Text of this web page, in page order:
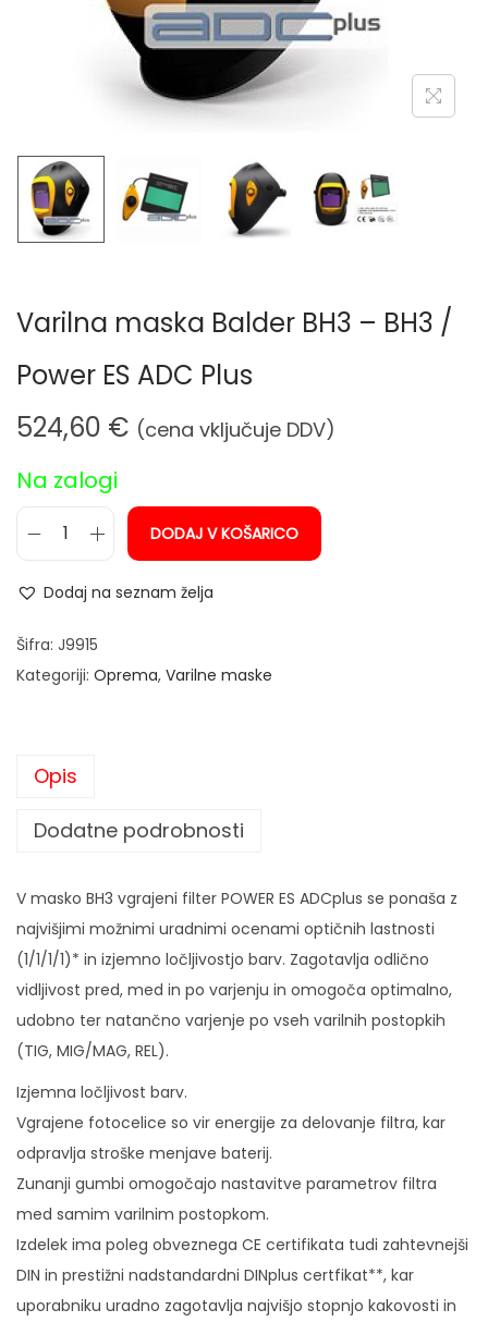
n
Varilna maska Balder BH3 – BH3 /
Power ES ADC Plus
524,60 € (cena vključuje DDV)
Na zalogi
i
l
s
l
B
H
3
-
B
H
3
/
DODAJ V KOŠARICO
Dodaj na seznam želja
Šifra: J9915
Kategoriji: Oprema, Varilne maske
Opis
Dodatne podrobnosti
V masko BH3 vgrajeni filter POWER ES ADCplus se ponaša z
najvišjimi možnimi uradnimi ocenami optičnih lastnosti
(1/1/1/1)* in izjemno ločljivostjo barv. Zagotavlja odlično
vidljivost pred, med in po varjenju in omogoča optimalno,
udobno ter natančno varjenje po vseh varilnih postopkih
(TIG, MIG/MAG, REL).
Izjemna ločljivost barv.
Vgrajene fotocelice so vir energije za delovanje filtra, kar
odpravlja stroške menjave baterij.
Zunanji gumbi omogočajo nastavitve parametrov filtra
med samim varilnim postopkom.
Izdelek ima poleg obveznega CE certifikata tudi zahtevnejši
DIN in prestižni nadstandardni DINplus certfikat**, kar
uporabniku uradno zagotavlja najvišjo stopnjo kakovosti in